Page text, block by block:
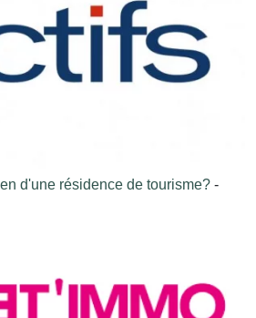
d'une résidence de tourisme? -